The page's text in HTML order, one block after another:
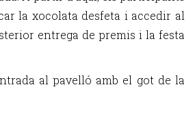
la xocolata desfeta i accedir al
entrega de premis i la festa
al pavelló amb el got de la